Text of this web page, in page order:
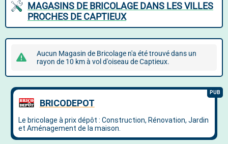
MAGASINS DE BRICOLAGE DANS LES VILLES
PROCHES DE CAPTIEUX
Aucun Magasin de Bricolage n'a été trouvé dans un
rayon de 10 km à vol d'oiseau de Captieux.